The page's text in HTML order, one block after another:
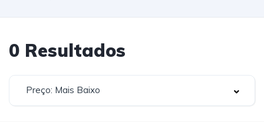
0 Resultados
Preço: Mais Baixo